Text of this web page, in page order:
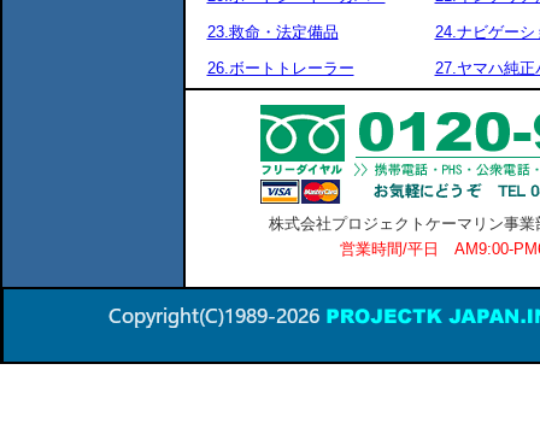
23.救命・法定備品
24.ナビゲーシ
26.ボートトレーラー
27.ヤマハ純正
株式会社プロジェクトケーマリン事
営業時間/平日 AM9:00-